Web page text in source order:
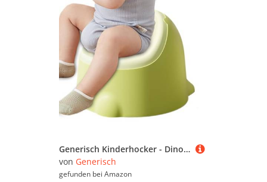
Generisch Kinderhocker - Dinosaurier Sitzhocker für das Bad,Rutschfester Kleinkind Hocker mit Rückenlehne für Badezimmer Wohnzimmer Schlafzimmer Küche Reisen Kinderbetreuung Innenraum Klassenzimmer
von Generisch
gefunden bei Amazon